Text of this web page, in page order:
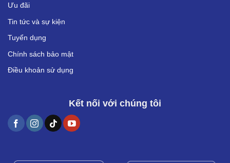
Ưu đãi
Tin tức và sự kiện
Tuyển dụng
Chính sách bảo mật
Điều khoản sử dụng
Kết nối với chúng tôi